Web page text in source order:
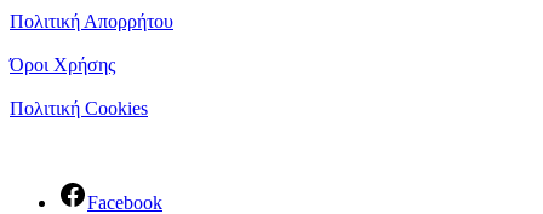
Πολιτική Απορρήτου
Όροι Χρήσης
Πολιτική Cookies
Facebook